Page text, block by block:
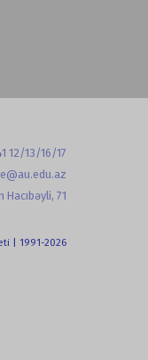
12/13/16/17
71
| 1991-2026